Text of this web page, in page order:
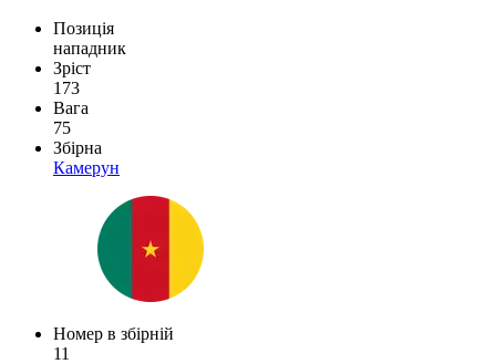
Позиція
нападник
Зріст
173
Вага
75
Збірна
Камерун
Номер в збірній
11